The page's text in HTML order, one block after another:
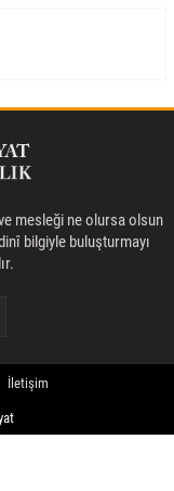
mesleği ne olursa olsun
bilgiyle buluşturmayı
İletişim